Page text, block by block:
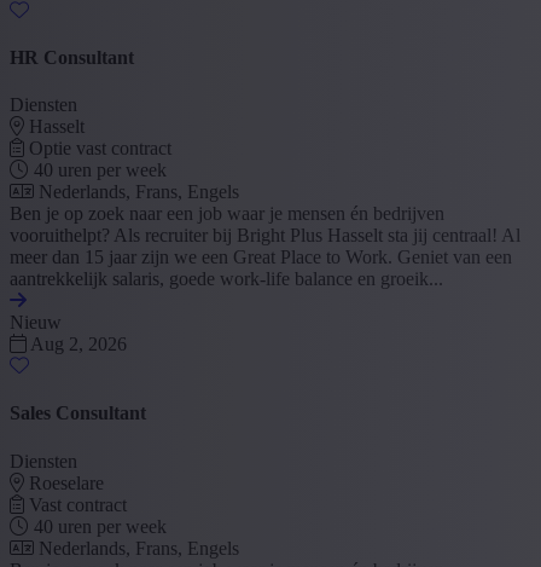
HR Consultant
Diensten
Hasselt
Optie vast contract
40 uren per week
Nederlands, Frans, Engels
Ben je op zoek naar een job waar je mensen én bedrijven
vooruithelpt? Als recruiter bij Bright Plus Hasselt sta jij centraal! Al
meer dan 15 jaar zijn we een Great Place to Work. Geniet van een
aantrekkelijk salaris, goede work-life balance en groeik...
Nieuw
Aug 2, 2026
Sales Consultant
Diensten
Roeselare
Vast contract
40 uren per week
Nederlands, Frans, Engels